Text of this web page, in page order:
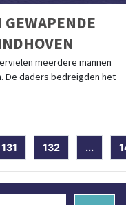
meerdere mannen
De daders bedreigden het
131 132 ...